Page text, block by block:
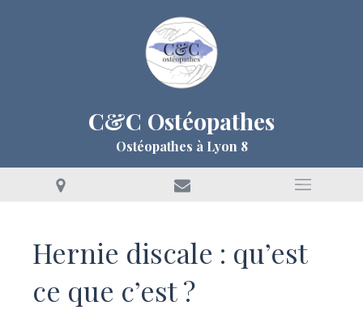
C&C Ostéopathes
Ostéopathes à Lyon 8
Hernie discale : qu’est
ce que c’est ?